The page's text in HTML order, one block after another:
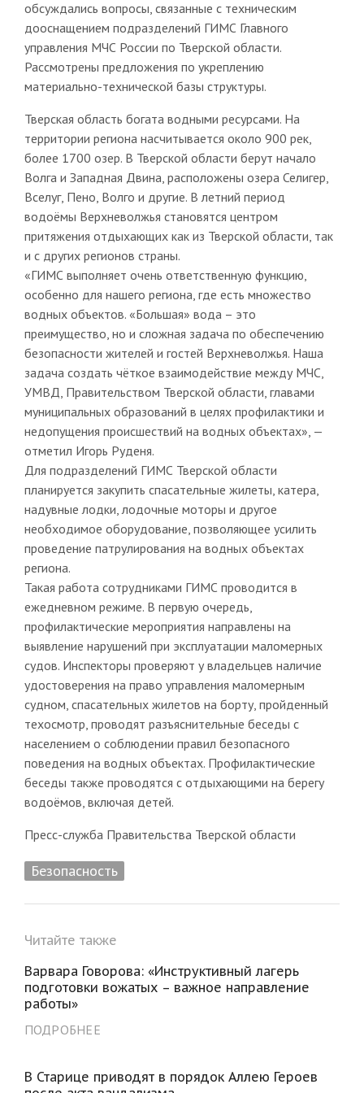
обсуждались вопросы, связанные с техническим
дооснащением подразделений ГИМС Главного
управления МЧС России по Тверской области.
Рассмотрены предложения по укреплению
материально-технической базы структуры.
Тверская область богата водными ресурсами. На
территории региона насчитывается около 900 рек,
более 1700 озер. В Тверской области берут начало
Волга и Западная Двина, расположены озера Селигер,
Вселуг, Пено, Волго и другие. В летний период
водоёмы Верхневолжья становятся центром
притяжения отдыхающих как из Тверской области, так
и с других регионов страны.
«ГИМС выполняет очень ответственную функцию,
особенно для нашего региона, где есть множество
водных объектов. «Большая» вода – это
преимущество, но и сложная задача по обеспечению
безопасности жителей и гостей Верхневолжья. Наша
задача создать чёткое взаимодействие между МЧС,
УМВД, Правительством Тверской области, главами
муниципальных образований в целях профилактики и
недопущения происшествий на водных объектах», —
отметил Игорь Руденя.
Для подразделений ГИМС Тверской области
планируется закупить спасательные жилеты, катера,
надувные лодки, лодочные моторы и другое
необходимое оборудование, позволяющее усилить
проведение патрулирования на водных объектах
региона.
Такая работа сотрудниками ГИМС проводится в
ежедневном режиме. В первую очередь,
профилактические мероприятия направлены на
выявление нарушений при эксплуатации маломерных
судов. Инспекторы проверяют у владельцев наличие
удостоверения на право управления маломерным
судном, спасательных жилетов на борту, пройденный
техосмотр, проводят разъяснительные беседы с
населением о соблюдении правил безопасного
поведения на водных объектах. Профилактические
беседы также проводятся с отдыхающими на берегу
водоёмов, включая детей.
Пресс-служба Правительства Тверской области
Безопасность
Читайте также
Варвара Говорова: «Инструктивный лагерь
подготовки вожатых – важное направление
работы»
ПОДРОБНЕЕ
В Старице приводят в порядок Аллею Героев